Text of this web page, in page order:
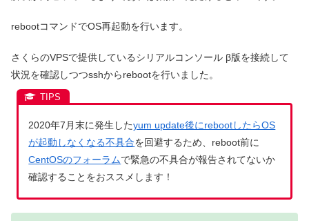
rebootコマンドでOS再起動を行います。
さくらのVPSで提供しているシリアルコンソール β版を接続して
状況を確認しつつsshからrebootを行いました。
2020年7月末に発生したyum update後にrebootしたらOS
が起動しなくなる不具合を回避するため、reboot前に
CentOSのフォーラムで緊急の不具合が報告されてないか
確認することをおススメします！